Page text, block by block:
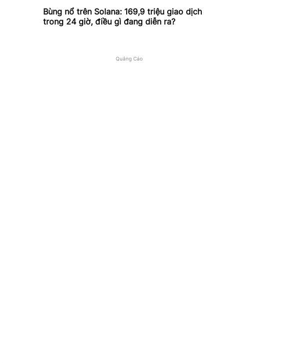
Bùng nổ trên Solana: 169,9 triệu giao dịch
trong 24 giờ, điều gì đang diễn ra?
Quảng Cáo